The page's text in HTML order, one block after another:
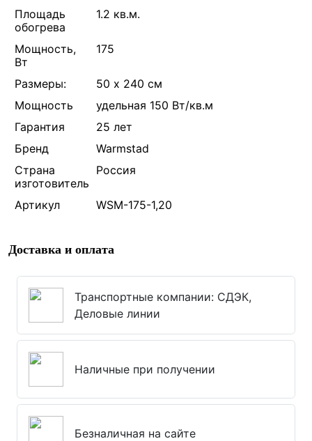
Площадь
обогрева
1.2 кв.м.
Мощность,
Вт
175
Размеры:
50 х 240 см
Мощность
удельная 150 Вт/кв.м
Гарантия
25 лет
Бренд
Warmstad
Страна
изготовитель
Россия
Артикул WSM-175-1,20
Доставка и оплата
Транспортные компании: СДЭК,
Деловые линии
Наличные при получении
Безналичная на сайте